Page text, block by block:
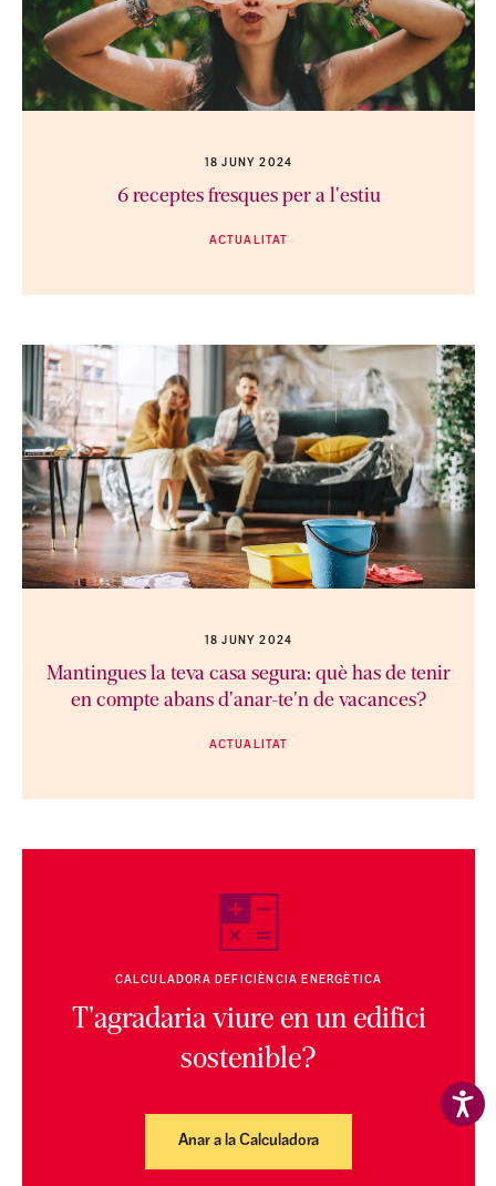
18 JUNY 2024
6 receptes fresques per a l'estiu
ACTUALITAT
18 JUNY 2024
Mantingues la teva casa segura: què has de tenir
en compte abans d'anar-te'n de vacances?
ACTUALITAT
CALCULADORA DEFICIÈNCIA ENERGÈTICA
T'agradaria viure en un edifici
sostenible?
Anar a la Calculadora